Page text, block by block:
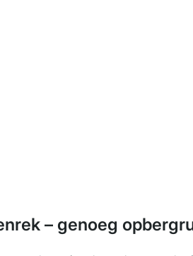
– genoeg